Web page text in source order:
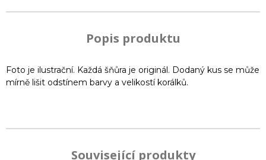
Popis produktu
Foto je ilustrační. Každá šňůra je originál. Dodaný kus se může
mírně lišit odstínem barvy a velikostí korálků.
Související produkty